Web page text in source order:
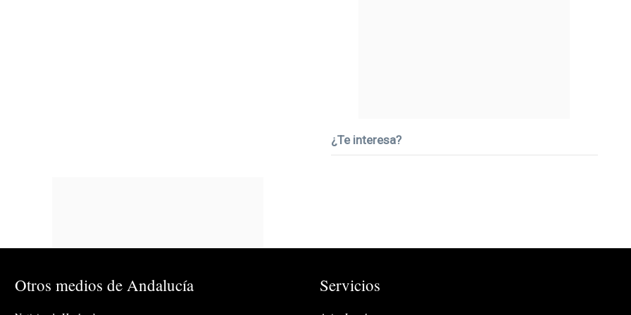
¿Te interesa?
Otros medios de Andalucía Servicios